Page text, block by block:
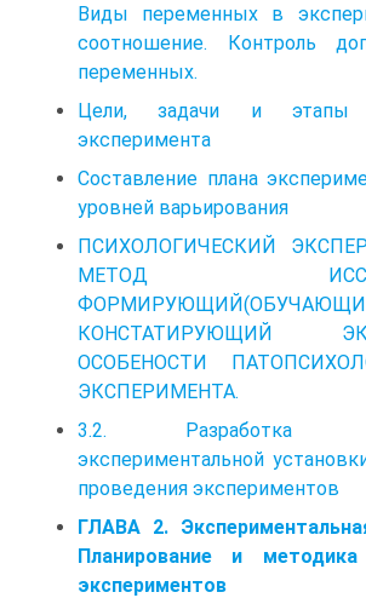
Виды переменных в
соотношение. Контроль
переменных.
Цели, задачи и этапы
эксперимента
Составление плана
уровней варьирования
ПСИХОЛОГИЧЕСКИЙ
МЕТОД
КОНСТАТИРУЮЩИЙ
ОСОБЕНОСТИ
ЭКСПЕРИМЕНТА.
3.2. Разработка
экспериментальной
проведения экспериментов
ГЛАВА 2.
Планирование и методика
экспериментов